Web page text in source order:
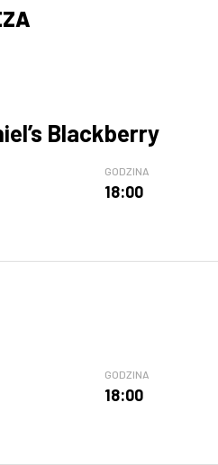
Blackberry
GODZINA
18:00
GODZINA
18:00